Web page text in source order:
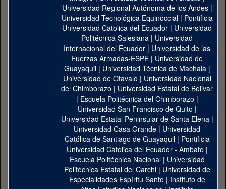
Universidad Regional Autónoma de los Andes|
Universidad Tecnológica Equinoccial| Pontificia
Universidad Catolica del Ecuador | Universidad
Politécnica Salesiana | Universidad
Internacional del Ecuador | Universidad de las
Fuerzas Armadas-ESPE | Universidad de
Guayaquil| Universidad Técnica de Machala|
Universidad de Otavalo | Universidad Nacional
del Chimborazo | Universidad Estatal de Bolivar
| Escuela Politécnica del Chimborazo |
Universidad San Francisco de Quito |
Universidad Estatal Peninsular de Santa Elena|
Universidad Casa Grande | Universidad
Católica de Santiago de Guayaquil| Pontificia
Universidad Católica del Ecuador - Ambato |
Escuela Politécnica Nacional| Universidad
Politécnica Estatal del Carchi| Universidad de
Especialidades Espíritu Santo | Instituto de